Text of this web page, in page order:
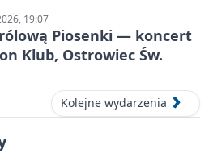
19:07
Piosenki — koncert
Klub, Ostrowiec Św.
Kolejne wydarzenia